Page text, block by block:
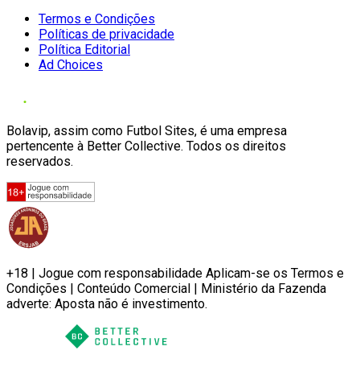
Termos e Condições
Políticas de privacidade
Política Editorial
Ad Choices
Bolavip, assim como Futbol Sites, é uma empresa
pertencente à Better Collective. Todos os direitos
reservados.
+18 | Jogue com responsabilidade Aplicam-se os Termos e
Condições | Conteúdo Comercial | Ministério da Fazenda
adverte: Aposta não é investimento.